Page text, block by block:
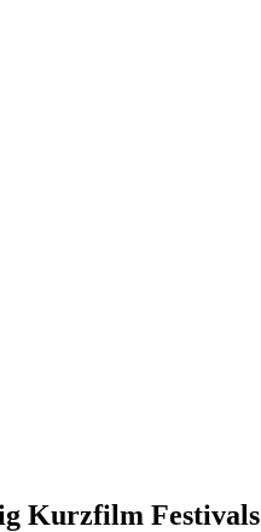
Kurzfilm Festivals